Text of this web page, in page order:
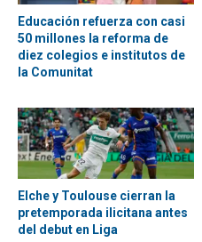
Educación refuerza con casi
50 millones la reforma de
diez colegios e institutos de
la Comunitat
Elche y Toulouse cierran la
pretemporada ilicitana antes
del debut en Liga